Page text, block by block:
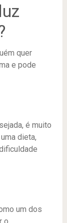
quer
e pode
é muito
dieta,
um dos